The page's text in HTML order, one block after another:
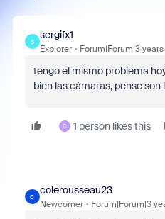
S
sergifx1
Explorer Forum|Forum|3
tengo el mismo problema
bien las cámaras, pense
C 1 person likes this
C
colerousseau23
Newcomer Forum|Forum|3